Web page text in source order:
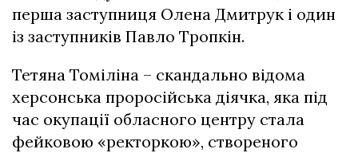
перша заступниця Олена Дмитрук і один
із заступників Павло Тропкін.
Тетяна Томіліна – скандально відома
херсонська проросійська діячка, яка під
час окупації обласного центру стала
фейковою «ректоркою», створеного